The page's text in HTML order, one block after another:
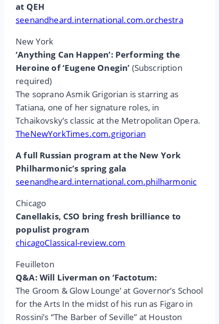
at QEH
seenandheard.international.com.orchestra
New York
‘Anything Can Happen’: Performing the
Heroine of ‘Eugene Onegin’ (Subscription
required)
The soprano Asmik Grigorian is starring as
Tatiana, one of her signature roles, in
Tchaikovsky’s classic at the Metropolitan Opera.
TheNewYorkTimes.com.grigorian
A full Russian program at the New York
Philharmonic’s spring gala
seenandheard.international.com.philharmonic
Chicago
Canellakis, CSO bring fresh brilliance to
populist program
chicagoClassical-review.com
Feuilleton
Q&A: Will Liverman on ‘Factotum:
The Groom & Glow Lounge’ at Governor’s School
for the Arts In the midst of his run as Figaro in
Rossini’s “The Barber of Seville” at Houston